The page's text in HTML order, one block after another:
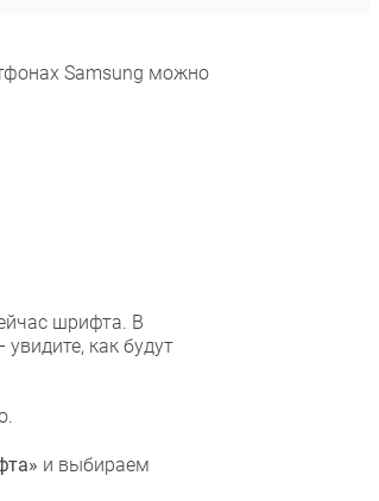
Samsung можно
шрифта. В
как будут
и выбираем